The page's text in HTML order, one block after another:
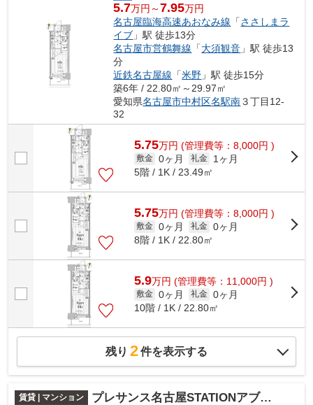
5.7万円～7.95万円
名古屋臨海高速あおなみ線 「ささしまラ
イブ 」駅 徒歩13分
名古屋市営鶴舞線 「大須観音 」駅 徒歩13
分
近鉄名古屋線 「米野 」駅 徒歩15分
築6年 / 22.80㎡～29.97㎡
愛知県名古屋市中村区名駅南３丁目12-
32
5.75万円 (管理費等：8,000円 )
敷金 0ヶ月 礼金
1ヶ月
5階 / 1K / 23.49㎡
5.75万円 (管理費等：8,000円 )
敷金 0ヶ月 礼金 0ヶ月
8階 / 1K / 22.80㎡
5.9万円 (管理費等：11,000円 )
敷金 0ヶ月 礼金 0ヶ月
10階 / 1K / 22.80㎡
残り 2件を表示する
賃貸 | マンション プレサンス名古屋STATIONアブソリュート